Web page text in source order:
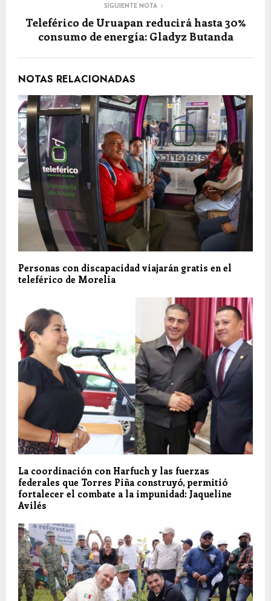
SIGUIENTE NOTA
Teleférico de Uruapan reducirá hasta 30%
consumo de energía: Gladyz Butanda
NOTAS RELACIONADAS
Personas con discapacidad viajarán gratis en el
teleférico de Morelia
La coordinación con Harfuch y las fuerzas
federales que Torres Piña construyó, permitió
fortalecer el combate a la impunidad: Jaqueline
Avilés